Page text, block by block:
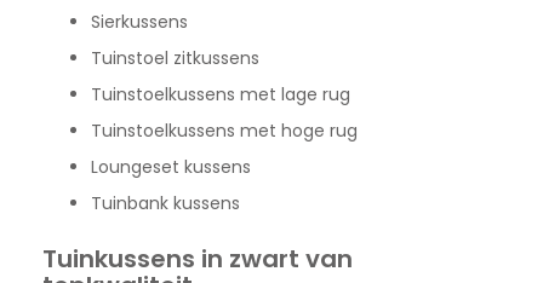
Sierkussens
Tuinstoel zitkussens
Tuinstoelkussens met lage rug
Tuinstoelkussens met hoge rug
Loungeset kussens
Tuinbank kussens
Tuinkussens in zwart van